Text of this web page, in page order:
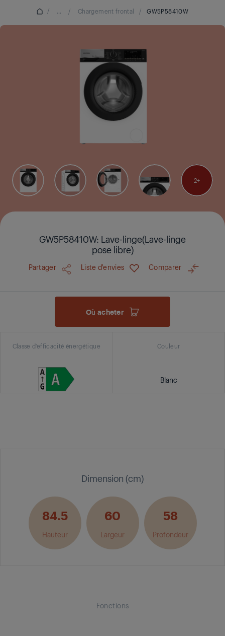
/ ... / Chargement frontal / GW5P58410W
2
GW5P58410W: Lave-linge(Lave-linge
pose libre)
Partager Liste d'envies Comparer
Où acheter
Classe d'efficacité énergétique Couleur
Blanc
Dimension (cm)
84.5
Hauteur
60
Largeur
58
Profondeur
Fonctions